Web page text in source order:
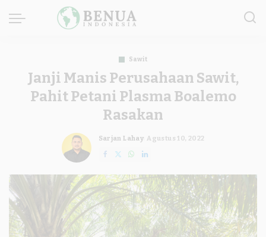
Sawit
Janji Manis Perusahaan Sawit,
Pahit Petani Plasma Boalemo
Rasakan
Posted
by
Sarjan Lahay Agustus 10, 2022